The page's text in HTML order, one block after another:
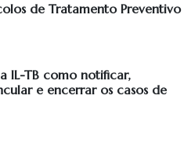
de Tratamento Preventivo
IL-TB como notificar,
e encerrar os casos de